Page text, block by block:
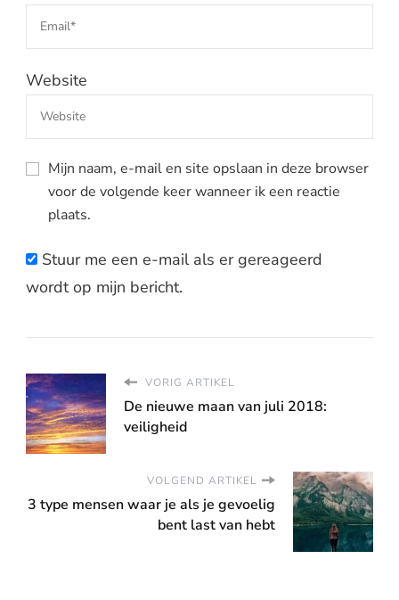
Website
Mijn naam, e-mail en site opslaan in deze browser
voor de volgende keer wanneer ik een reactie
plaats.
Stuur me een e-mail als er gereageerd
wordt op mijn bericht.
VORIG ARTIKEL
De nieuwe maan van juli 2018:
veiligheid
VOLGEND ARTIKEL
3 type mensen waar je als je gevoelig
bent last van hebt